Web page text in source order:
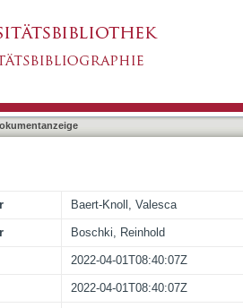
zum 75. Jahrestag
Baert-Knoll, Valesca
Boschki, Reinhold
2022-04-01T08:40:07Z
2022-04-01T08:40:07Z